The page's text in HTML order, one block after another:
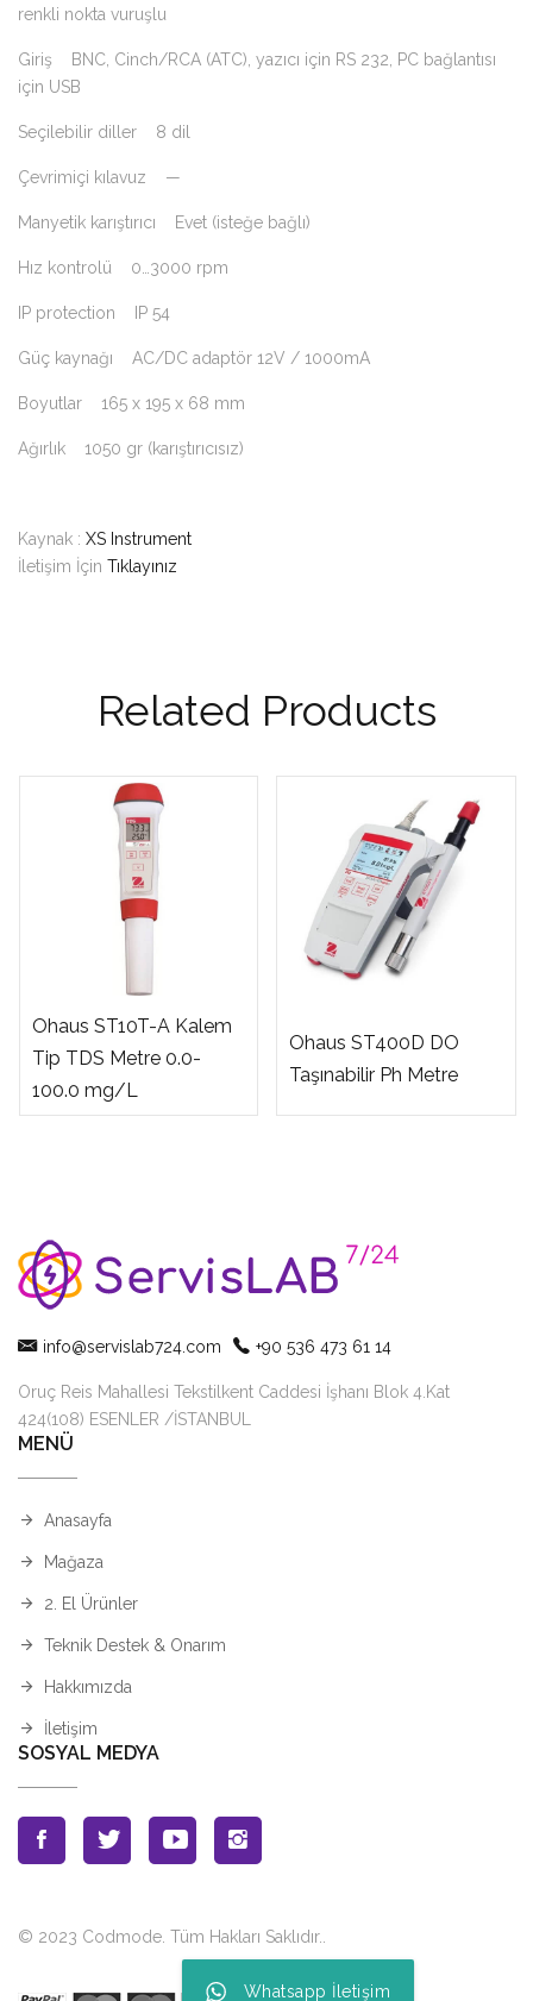
renkli nokta vuruşlu
Giriş BNC, Cinch/RCA (ATC), yazıcı için RS 232, PC bağlantısı
için USB
Seçilebilir diller 8 dil
Çevrimiçi kılavuz —
Manyetik karıştırıcı Evet (isteğe bağlı)
Hız kontrolü 0…3000 rpm
IP protection IP 54
Güç kaynağı AC/DC adaptör 12V / 1000mA
Boyutlar 165 x 195 x 68 mm
Ağırlık 1050 gr (karıştırıcısız)
Kaynak : XS Instrument
İletişim İçin Tıklayınız
Related Products
Ohaus ST10T-A Kalem
Tip TDS Metre 0.0-
100.0 mg/L
Ohaus ST400D DO
Taşınabilir Ph Metre
info@servislab724.com +90 536 473 61 14
Oruç Reis Mahallesi Tekstilkent Caddesi İşhanı Blok 4.Kat
424(108) ESENLER /İSTANBUL
MENÜ
Anasayfa
Mağaza
2. El Ürünler
Teknik Destek & Onarım
Hakkımızda
İletişim
SOSYAL MEDYA
© 2023 Codmode. Tüm Hakları Saklıdır..
Whatsapp İletişim